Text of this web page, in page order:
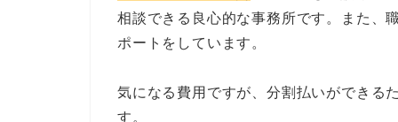
相談できる良心的な事務所です。また、
ポートをしています。
気になる費用ですが、分割払いができる
す。